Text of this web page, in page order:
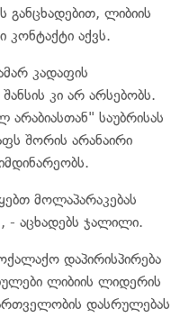
ლიბიის
კონტაქტი აქვს.
კადაფის
კი არ არსებობს.
საუბრისას
შორის არანაირი
მოლაპარაკებას
- აცხადებს ჯალილი.
დაპირისპირება
ლიბიის ლიდერის
დასრულებას